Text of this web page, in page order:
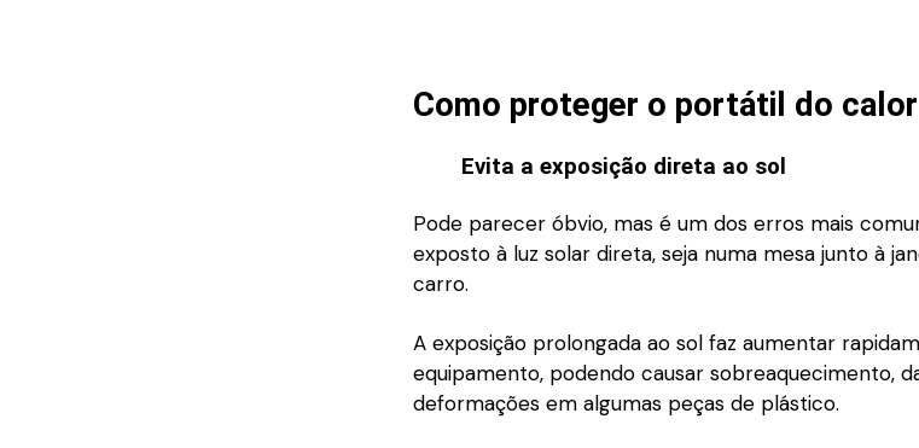
Como proteger o portátil do
Evita a exposição direta ao sol
Pode parecer óbvio, mas é um dos erros mais
exposto à luz solar direta, seja numa mesa junto à
carro.
A exposição prolongada ao sol faz aumentar
equipamento, podendo causar sobreaquecimento,
deformações em algumas peças de plástico.